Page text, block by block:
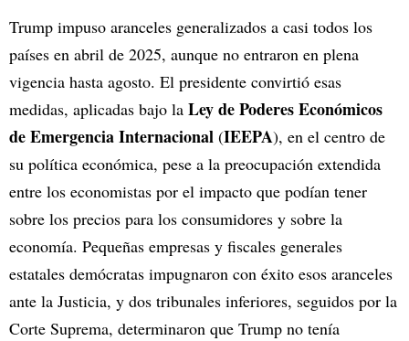
Trump impuso aranceles generalizados a casi todos los
países en abril de 2025, aunque no entraron en plena
vigencia hasta agosto. El presidente convirtió esas
medidas, aplicadas bajo la Ley de Poderes Económicos
de Emergencia Internacional (IEEPA), en el centro de
su política económica, pese a la preocupación extendida
entre los economistas por el impacto que podían tener
sobre los precios para los consumidores y sobre la
economía. Pequeñas empresas y fiscales generales
estatales demócratas impugnaron con éxito esos aranceles
ante la Justicia, y dos tribunales inferiores, seguidos por la
Corte Suprema, determinaron que Trump no tenía